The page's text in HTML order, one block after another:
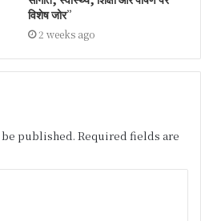
विशेष जोर”
2 weeks ago
published. Required fields are